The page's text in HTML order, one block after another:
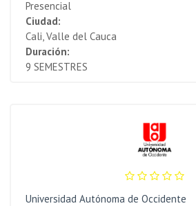
Presencial
Ciudad:
Cali, Valle del Cauca
Duración:
9 SEMESTRES
Universidad Autónoma de Occidente